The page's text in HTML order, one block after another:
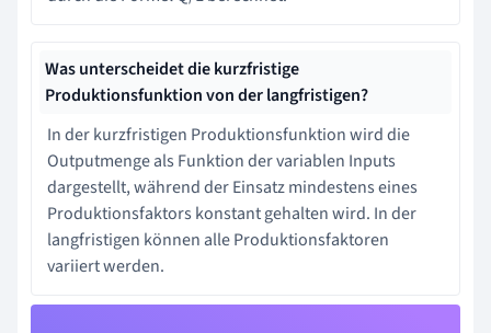
Was unterscheidet die kurzfristige
Produktionsfunktion von der langfristigen?
In der kurzfristigen Produktionsfunktion wird die
Outputmenge als Funktion der variablen Inputs
dargestellt, während der Einsatz mindestens eines
Produktionsfaktors konstant gehalten wird. In der
langfristigen können alle Produktionsfaktoren
variiert werden.